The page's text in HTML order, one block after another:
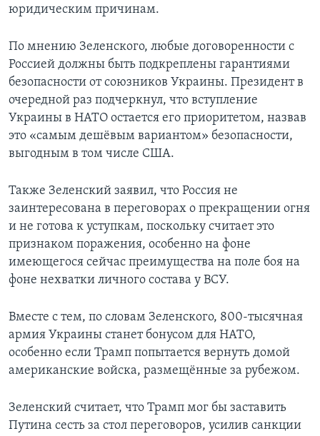
юридическим причинам.
По мнению Зеленского, любые договоренности с
Россией должны быть подкреплены гарантиями
безопасности от союзников Украины. Президент в
очередной раз подчеркнул, что вступление
Украины в НАТО остается его приоритетом, назвав
это «самым дешёвым вариантом» безопасности,
выгодным в том числе США.
Также Зеленский заявил, что Россия не
заинтересована в переговорах о прекращении огня
и не готова к уступкам, поскольку считает это
признаком поражения, особенно на фоне
имеющегося сейчас преимущества на поле боя на
фоне нехватки личного состава у ВСУ.
Вместе с тем, по словам Зеленского, 800-тысячная
армия Украины станет бонусом для НАТО,
особенно если Трамп попытается вернуть домой
американские войска, размещённые за рубежом.
Зеленский считает, что Трамп мог бы заставить
Путина сесть за стол переговоров, усилив санкции